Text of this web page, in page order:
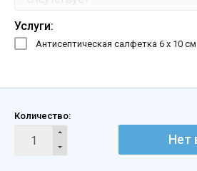
Услуги:
Антисептическая салфетка 6 х 10
Количество:
Нет